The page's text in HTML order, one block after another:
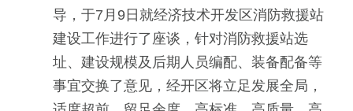
导，于7月9日就经济技术开发区消防救援站
建设工作进行了座谈，针对消防救援站选
址、建设规模及后期人员编配、装备配备等
事宜交换了意见，经开区将立足发展全局，